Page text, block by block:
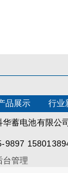
品展示 行业
蓄电池有限公司
台管理